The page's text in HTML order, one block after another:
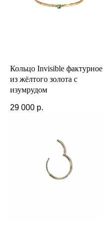
Кольцо Invisible фактурное
из жёлтого золота с
изумрудом
29 000 р.